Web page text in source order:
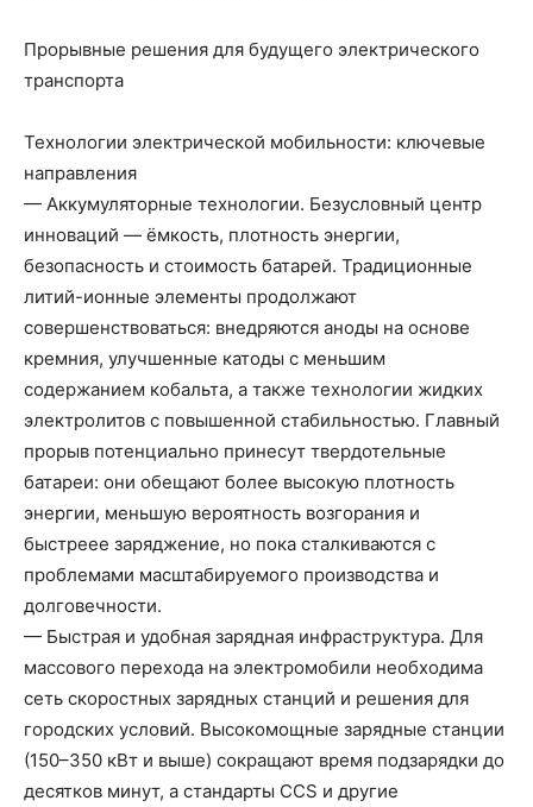
Прорывные решения для будущего электрического
транспорта
Технологии электрической мобильности: ключевые
направления
— Аккумуляторные технологии. Безусловный центр
инноваций — ёмкость, плотность энергии,
безопасность и стоимость батарей. Традиционные
литий-ионные элементы продолжают
совершенствоваться: внедряются аноды на основе
кремния, улучшенные катоды с меньшим
содержанием кобальта, а также технологии жидких
электролитов с повышенной стабильностью. Главный
прорыв потенциально принесут твердотельные
батареи: они обещают более высокую плотность
энергии, меньшую вероятность возгорания и
быстреее заряджение, но пока сталкиваются с
проблемами масштабируемого производства и
долговечности.
— Быстрая и удобная зарядная инфраструктура. Для
массового перехода на электромобили необходима
сеть скоростных зарядных станций и решения для
городских условий. Высокомощные зарядные станции
(150–350 кВт и выше) сокращают время подзарядки до
десятков минут, а стандарты CCS и другие